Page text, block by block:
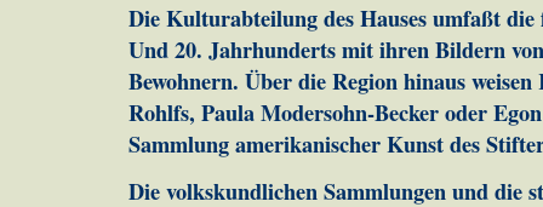
Die Kulturabteilung des Hauses umfaßt die
Und 20. Jahrhunderts mit ihren Bildern
Bewohnern. Über die Region hinaus
Rohlfs, Paula Modersohn-Becker oder
Sammlung amerikanischer Kunst des
Die volkskundlichen Sammlungen und die